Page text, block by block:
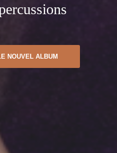
NOUVEL ALBUM